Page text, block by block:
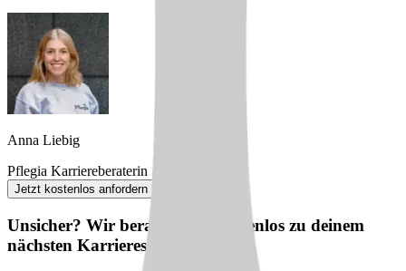
Anna Liebig
Pflegia Karriereberaterin
Jetzt kostenlos anfordern
Unsicher? Wir beraten dich kostenlos zu deinem
nächsten Karriereschritt